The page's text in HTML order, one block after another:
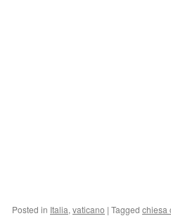
Posted in Italia, vaticano | Tagged chiesa